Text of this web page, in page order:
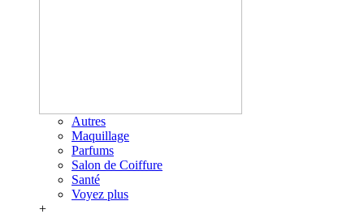
Autres
Maquillage
Parfums
Salon de Coiffure
Santé
Voyez plus
+